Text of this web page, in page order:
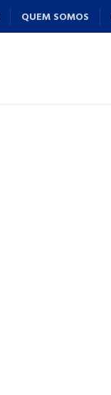
QUEM SOMOS